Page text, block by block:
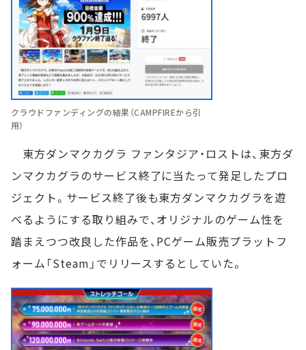
クラウドファンディングの結果（CAMPFIREから引
用）
東方ダンマクカグラ ファンタジア・ロストは、東方ダ
ンマクカグラのサービス終了に当たって発足したプロ
ジェクト。サービス終了後も東方ダンマクカグラを遊
べるようにする取り組みで、オリジナルのゲーム性を
踏まえつつ改良した作品を、PCゲーム販売プラットフ
ォーム「Steam」でリリースするとしていた。